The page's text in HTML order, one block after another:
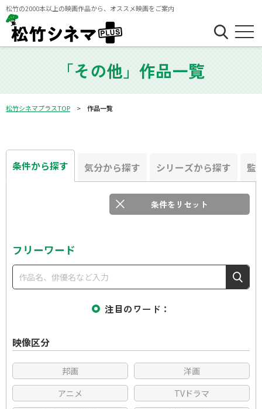
松竹の2000本以上の映画作品から、オススメ映画をご案内
「その他」作品一覧
松竹シネマプラスTOP 作品一覧
条件から探す 気分から探す シリーズから探す 監
条件をリセット
フリーワード
注目のワード
映像区分
邦画
洋画
アニメ
TVドラマ